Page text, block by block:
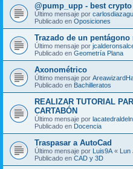
@pump_upp - best
Último mensaje por
Publicado en Oposiciones
Trazado de un
Último mensaje por
Publicado en Geometría Plana
Axonométrico
Último mensaje por
Publicado en Bachilleratos
REALIZAR TUTORIAL
CARTABÓN
Último mensaje por
Publicado en Docencia
Traspasar a AutoCad
Último mensaje por Luis9A « Lun
Publicado en CAD y 3D